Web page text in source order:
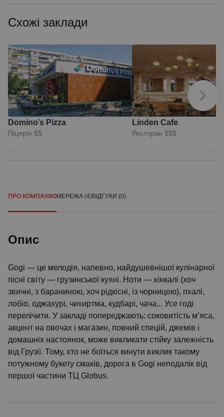
Схожі заклади
Domino’s Pizza
Піцерія $$
Linden Cafe
Ресторан $$$
ПРО КОМПАНІЮМЕРЕЖА (4)ВІДГУКИ (0)
Опис
Gogi — це мелодія, напевно, найдушевнішої кулінарної
пісні світу — грузинської кухні. Ноти — хінкалі (хоч
звичні, з бараниною, хоч рідкісні, із чорницею), пхалі,
лобіо, оджахурі, чихиртма, кудбарі, чача... Усе годі
перелічити. У закладі попереджають: соковитість м’яса,
акцент на овочах і магазин, повний спецій, джемів і
домашніх настоянок, може викликати стійку залежність
від Грузії. Тому, хто не боїться кинути виклик такому
потужному букету смаків, дорога в Gogi неподалік від
першої частини ТЦ Globus.